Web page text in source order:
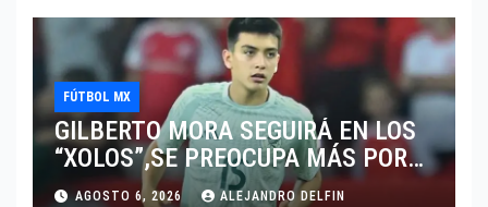
FÚTBOL MX
GILBERTO MORA SEGUIRÁ EN LOS
“XOLOS”,SE PREOCUPA MÁS POR
JUGAR EN SU EQUIPO.
AGOSTO 6, 2026 ALEJANDRO DELFIN